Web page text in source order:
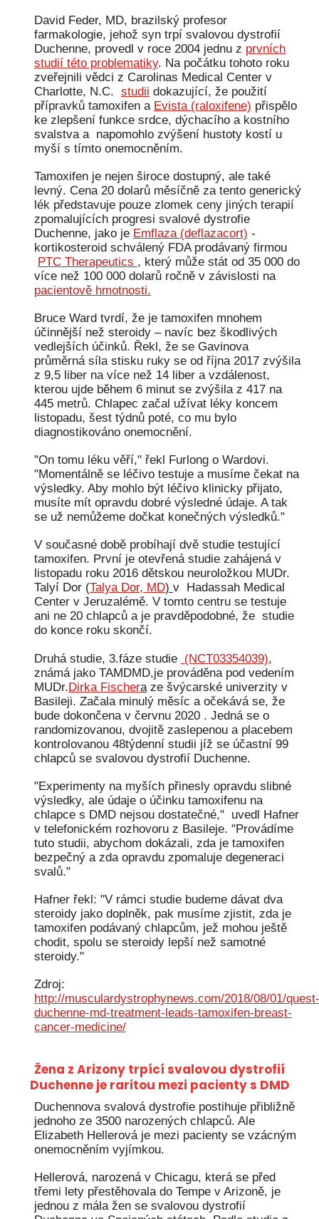
David Feder, MD, brazilský profesor
farmakologie, jehož syn trpí svalovou dystrofií
Duchenne, provedl v roce 2004 jednu z prvních
studií této problematiky. Na počátku tohoto roku
zveřejnili vědci z Carolinas Medical Center v
Charlotte, N.C. studii dokazující, že použití
přípravků tamoxifen a Evista (raloxifene) přispělo
ke zlepšení funkce srdce, dýchacího a kostního
svalstva a napomohlo zvýšení hustoty kostí u
myší s tímto onemocněním.
Tamoxifen je nejen široce dostupný, ale také
levný. Cena 20 dolarů měsíčně za tento generický
lék představuje pouze zlomek ceny jiných terapií
zpomalujících progresi svalové dystrofie
Duchenne, jako je Emflaza (deflazacort) -
kortikosteroid schválený FDA prodávaný firmou
PTC Therapeutics , který může stát od 35 000 do
více než 100 000 dolarů ročně v závislosti na
pacientově hmotnosti.
Bruce Ward tvrdí, že je tamoxifen mnohem
účinnější než steroidy – navíc bez škodlivých
vedlejších účinků. Řekl, že se Gavinova
průměrná síla stisku ruky se od října 2017 zvýšila
z 9,5 liber na více než 14 liber a vzdálenost,
kterou ujde během 6 minut se zvýšila z 417 na
445 metrů. Chlapec začal užívat léky koncem
listopadu, šest týdnů poté, co mu bylo
diagnostikováno onemocnění.
"On tomu léku věří," řekl Furlong o Wardovi.
"Momentálně se léčivo testuje a musíme čekat na
výsledky. Aby mohlo být léčivo klinicky přijato,
musíte mít opravdu dobré výsledné údaje. A tak
se už nemůžeme dočkat konečných výsledků."
V současné době probíhají dvě studie testující
tamoxifen. První je otevřená studie zahájená v
listopadu roku 2016 dětskou neuroložkou MUDr.
Talyí Dor (Talya Dor, MD) v Hadassah Medical
Center v Jeruzalémě. V tomto centru se testuje
ani ne 20 chlapců a je pravděpodobné, že studie
do konce roku skončí.
Druhá studie, 3.fáze studie (NCT03354039),
známá jako TAMDMD,je prováděna pod vedením
MUDr.Dirka Fischera ze švýcarské univerzity v
Basileji. Začala minulý měsíc a očekává se, že
bude dokončena v červnu 2020 . Jedná se o
randomizovanou, dvojitě zaslepenou a placebem
kontrolovanou 48týdenní studii jíž se účastní 99
chlapců se svalovou dystrofií Duchenne.
"Experimenty na myších přinesly opravdu slibné
výsledky, ale údaje o účinku tamoxifenu na
chlapce s DMD nejsou dostatečné," uvedl Hafner
v telefonickém rozhovoru z Basileje. "Provádíme
tuto studii, abychom dokázali, zda je tamoxifen
bezpečný a zda opravdu zpomaluje degeneraci
svalů."
Hafner řekl: "V rámci studie budeme dávat dva
steroidy jako doplněk, pak musíme zjistit, zda je
tamoxifen podávaný chlapcům, jež mohou ještě
chodit, spolu se steroidy lepší než samotné
steroidy."
Zdroj:
http://musculardystrophynews.com/2018/08/01/quest-
duchenne-md-treatment-leads-tamoxifen-breast-
cancer-medicine/
Žena z Arizony trpící svalovou dystrofií
Duchenne je raritou mezi pacienty s DMD
Duchennova svalová dystrofie postihuje přibližně
jednoho ze 3500 narozených chlapců. Ale
Elizabeth Hellerová je mezi pacienty se vzácným
onemocněním vyjímkou.
Hellerová, narozená v Chicagu, která se před
třemi lety přestěhovala do Tempe v Arizoně, je
jednou z mála žen se svalovou dystrofií